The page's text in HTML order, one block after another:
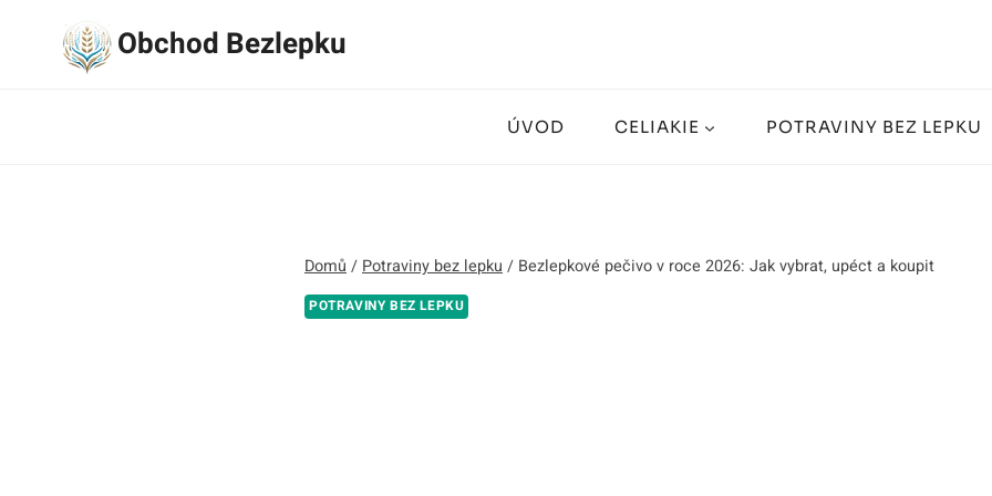
Obchod Bezlepku
ÚVOD CELIAKIE POTRAVINY BEZ LEPKU
Domů / Potraviny bez lepku / Bezlepkové pečivo v roce 2026: Jak vybrat, upéct a koupit
POTRAVINY BEZ LEPKU